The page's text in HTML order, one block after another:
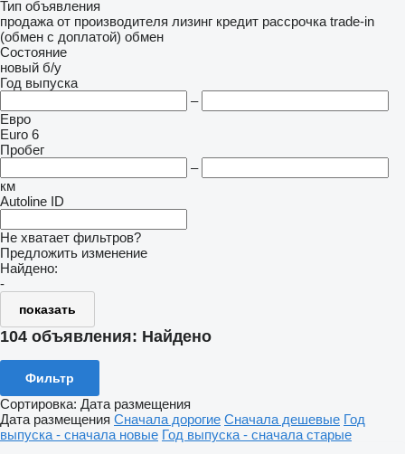
Тип объявления
продажа от производителя лизинг кредит рассрочка trade-in
(обмен с доплатой) обмен
Состояние
новый б/у
Год выпуска
–
Евро
Euro 6
Пробег
–
км
Autoline ID
Не хватает фильтров?
Предложить изменение
Найдено:
-
показать
104 объявления: Найдено
Фильтр
Сортировка: Дата размещения
Дата размещения Сначала дорогие Сначала дешевые Год
выпуска - сначала новые Год выпуска - сначала старые